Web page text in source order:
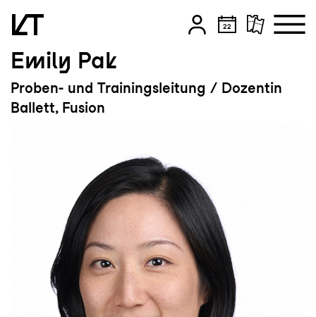
Zum Hauptinhalt springen
Zum Footer springen
Emily Pak
Proben- und Trainingsleitung / Dozentin
Ballett, Fusion